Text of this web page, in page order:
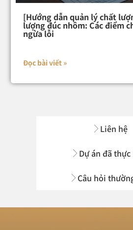
[Hướng dẫn quản lý chất
lượng đúc nhôm: Các điểm
ngừa lỗi
Đọc bài viết »
Liên hệ
Dự án đã
Câu hỏi